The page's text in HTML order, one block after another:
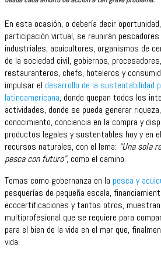
En esta ocasión, o debería decir
participación virtual, se reunirán pescadores
industriales, acuicultores, organismos de
de la sociedad civil, gobiernos,
restauranteros, chefs, hoteleros y
impulsar el desarrollo de la sustentabilidad
latinoamericana, donde quepan todos los
actividades, donde se pueda generar
conocimiento, conciencia en la compra y
productos legales y sustentables hoy y en
recursos naturales, con el lema: “Una sola
pesca con futuro”, como el camino.
Temas como gobernanza en la pesca y
pesquerías de pequeña escala,
ecocertificaciones y tantos otros, muestran
multiprofesional que se requiere para
para el bien de la vida en el mar que,
vida.